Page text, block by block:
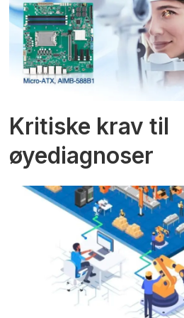
Kritiske krav til
øyediagnoser